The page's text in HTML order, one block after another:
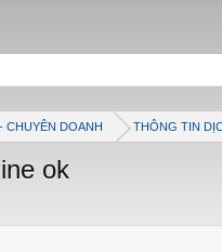
CHUYÊN DOANH THÔNG TIN
ok